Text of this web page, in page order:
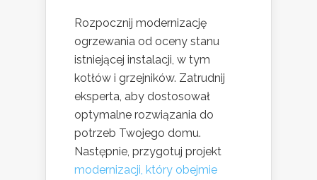
Rozpocznij modernizację
ogrzewania od oceny stanu
istniejącej instalacji, w tym
kotłów i grzejników. Zatrudnij
eksperta, aby dostosował
optymalne rozwiązania do
potrzeb Twojego domu.
Następnie, przygotuj projekt
modernizacji, który obejmie